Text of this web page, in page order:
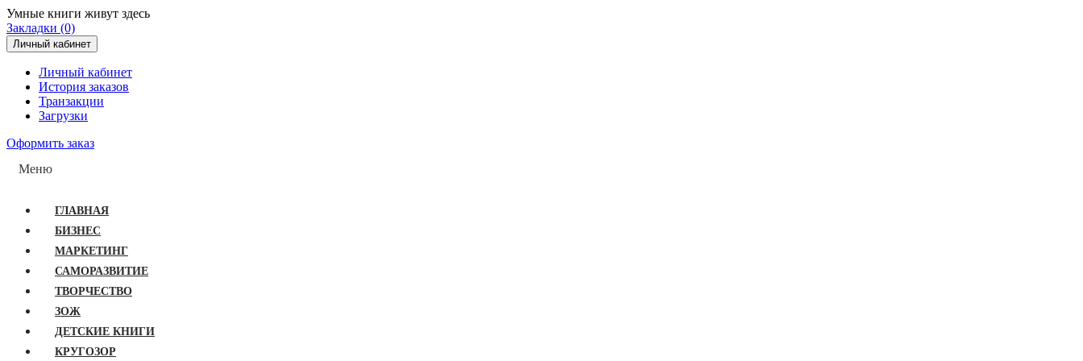
Умные книги живут здесь
Закладки (0)
Личный кабинет
Личный кабинет
История заказов
Транзакции
Загрузки
Оформить заказ
Меню
ГЛАВНАЯ
БИЗНЕС
МАРКЕТИНГ
САМОРАЗВИТИЕ
ТВОРЧЕСТВО
ЗОЖ
ДЕТСКИЕ КНИГИ
КРУГОЗОР